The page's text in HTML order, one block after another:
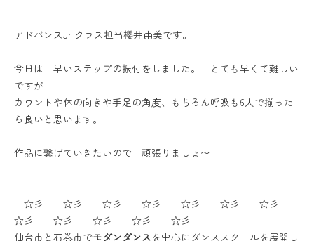
アドバンスJr クラス担当櫻井由美です。
今日は 早いステップの振付をしました。 とても早くて難しい
ですが
カウントや体の向きや手足の角度、もちろん呼吸も6人で揃った
ら良いと思います。
作品に繋げていきたいので 頑張りましょ〜
☆彡 ☆彡 ☆彡 ☆彡 ☆彡 ☆彡 ☆彡
☆彡 ☆彡 ☆彡 ☆彡 ☆彡
仙台市と石巻市でモダンダンスを中心にダンススクールを展開し